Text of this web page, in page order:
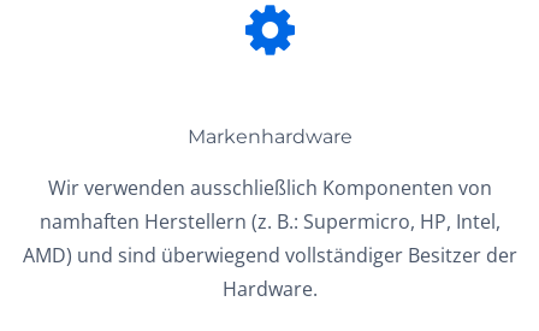
Markenhardware
Wir verwenden ausschließlich Komponenten von
namhaften Herstellern (z. B.: Supermicro, HP, Intel,
AMD) und sind überwiegend vollständiger Besitzer der
Hardware.